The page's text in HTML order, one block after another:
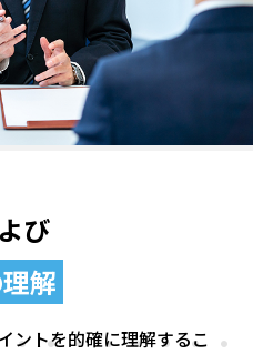
び
理解
ントを的確に理解するこ